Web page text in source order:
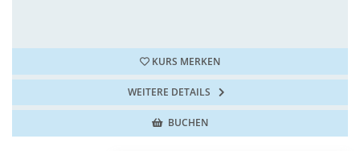
KURS MERKEN
WEITERE DETAILS
BUCHEN